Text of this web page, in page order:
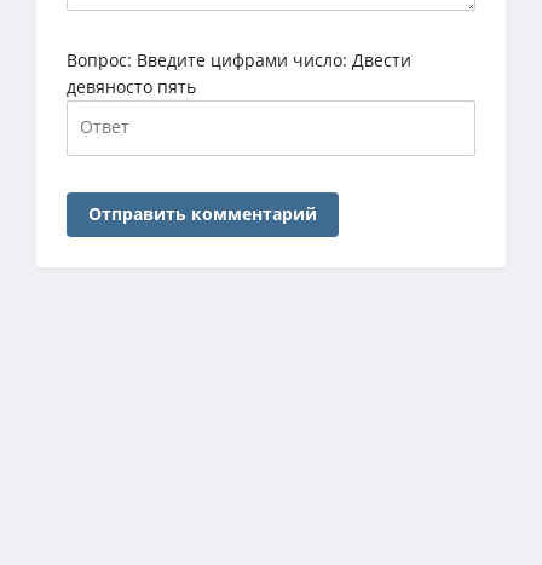
Вопрос: Введите цифрами число: Двести
девяносто пять
Отправить комментарий